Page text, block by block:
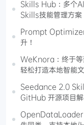
Skills Hub：多个
Skills技能管理方案
Prompt Optimizer
升！
WeKnora：终于等
轻松打造本地智能
Seedance 2.0
GitHub 开源项目
OpenDataLoader